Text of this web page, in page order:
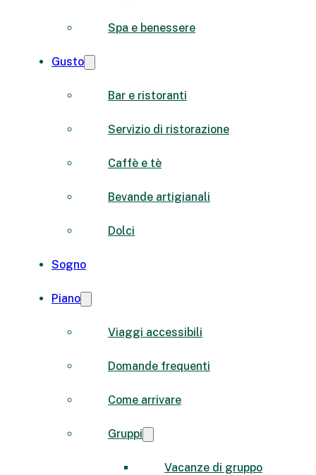
Spa e benessere
Gusto
Bar e ristoranti
Servizio di ristorazione
Caffè e tè
Bevande artigianali
Dolci
Sogno
Piano
Viaggi accessibili
Domande frequenti
Come arrivare
Gruppi
Vacanze di gruppo